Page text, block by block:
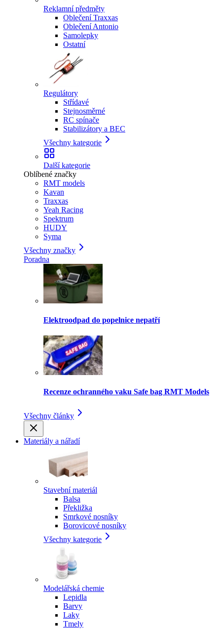
Reklamní předměty
Oblečení Traxxas
Oblečení Antonio
Samolepky
Ostatní
Regulátory
Střídavé
Stejnosměrné
RC spínače
Stabilizátory a BEC
Všechny kategorie
Další kategorie
Oblíbené značky
RMT models
Kavan
Traxxas
Yeah Racing
Spektrum
HUDY
Syma
Všechny značky
Poradna
Elektroodpad do popelnice nepatří
Recenze ochranného vaku Safe bag RMT Models
Všechny články
Materiály a nářadí
Stavební materiál
Balsa
Překližka
Smrkové nosníky
Borovicové nosníky
Všechny kategorie
Modelářská chemie
Lepidla
Barvy
Laky
Tmely